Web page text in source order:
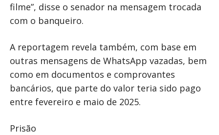
filme”, disse o senador na mensagem trocada
com o banqueiro.
A reportagem revela também, com base em
outras mensagens de WhatsApp vazadas, bem
como em documentos e comprovantes
bancários, que parte do valor teria sido pago
entre fevereiro e maio de 2025.
Prisão